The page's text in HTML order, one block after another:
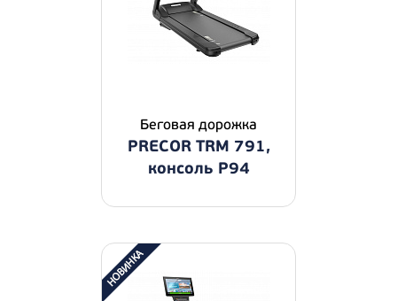
Беговая дорожка
PRECOR TRM 791,
консоль P94